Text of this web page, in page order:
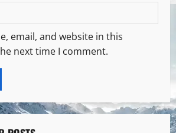
email, and website in this
next time I comment.